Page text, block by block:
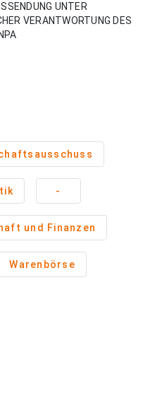
UNTER
VERANTWORTUNG DES
-
und Finanzen
Warenbörse